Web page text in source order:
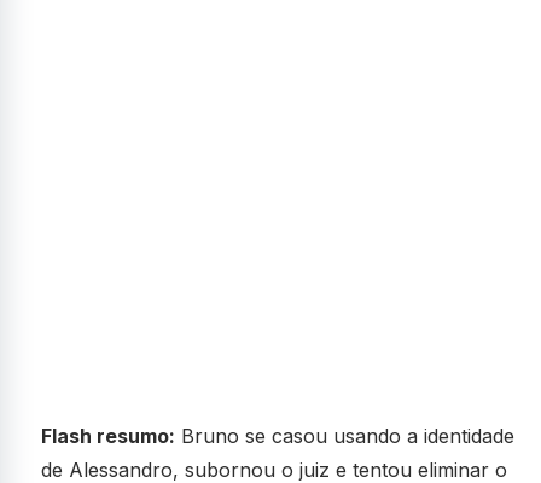
Flash resumo: Bruno se casou usando a identidade
de Alessandro, subornou o juiz e tentou eliminar o